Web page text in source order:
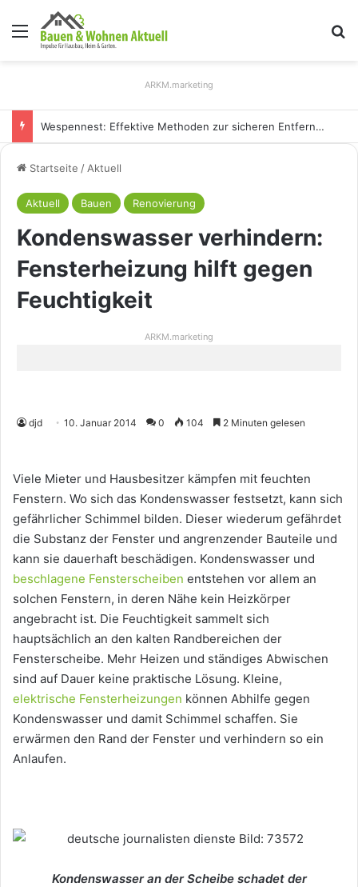
Menü
ARKM.marketing
Wespennest: Effektive Methoden zur sicheren Entfernung
Startseite / Aktuell
Aktuell Bauen Renovierung
Kondenswasser verhindern:
Fensterheizung hilft gegen
Feuchtigkeit
ARKM.marketing
djd 10. Januar 2014 0 104 2 Minuten gelesen
Viele Mieter und Hausbesitzer kämpfen mit feuchten
Fenstern. Wo sich das Kondenswasser festsetzt, kann sich
gefährlicher Schimmel bilden. Dieser wiederum gefährdet
die Substanz der Fenster und angrenzender Bauteile und
kann sie dauerhaft beschädigen. Kondenswasser und
beschlagene Fensterscheiben entstehen vor allem an
solchen Fenstern, in deren Nähe kein Heizkörper
angebracht ist. Die Feuchtigkeit sammelt sich
hauptsächlich an den kalten Randbereichen der
Fensterscheibe. Mehr Heizen und ständiges Abwischen
sind auf Dauer keine praktische Lösung. Kleine,
elektrische Fensterheizungen können Abhilfe gegen
Kondenswasser und damit Schimmel schaffen. Sie
erwärmen den Rand der Fenster und verhindern so ein
Anlaufen.
Kondenswasser an der Scheibe schadet der